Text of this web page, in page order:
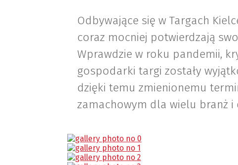
Odbywające się w Targach
coraz mocniej potwierdzają
Wprawdzie w roku pandemii,
gospodarki targi zostały
dzięki temu zmienionemu
zamachowym dla wielu branż i